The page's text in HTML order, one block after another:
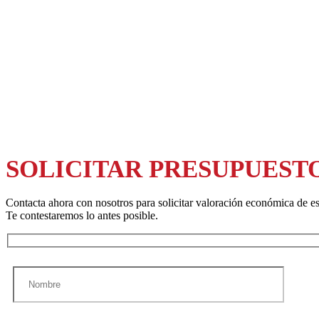
SOLICITAR
Contacta ahora con nosotros para solicitar valoración económica de
Te contestaremos lo antes posible.